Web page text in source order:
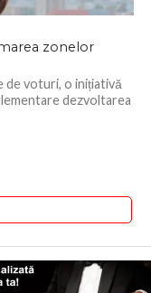
zonelor
de voturi, o inițiativă
dezvoltarea